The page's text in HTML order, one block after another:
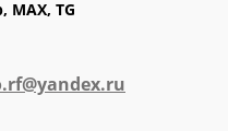
MAX, TG